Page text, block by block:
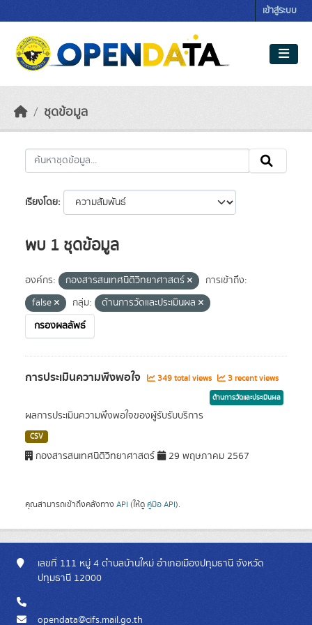
เข้าสู่ระบบ
ชุดข้อมูล
เรียงโดย
พบ 1 ชุดข้อมูล
องค์กร: กองสารสนเทศนิติวิทยาศาสตร์
การเข้าถึง:
false
กลุ่ม:
ด้านการวัดและประเมินผล
กรองผลลัพธ์
การประเมินความพึงพอใจ 349 total views 3 recent views
ด้านการวัดและประเมินผล
ผลการประเมินความพึงพอใจของผู้รับรับบริการ
CSV
กองสารสนเทศนิติวิทยาศาสตร์ 29 พฤษภาคม 2567
คุณสามารถเข้าถึงคลังทาง API (ให้ดู คู่มือ API).
เลขที่ 111 หมู่ 4 ตำบลบ้านใหม่ อำเภอเมืองปทุมธานี จังหวัด
ปทุมธานี 12000
opendata@cifs.mail.go.th